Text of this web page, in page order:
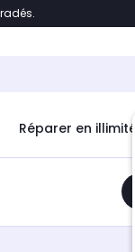
Accéder
Réparer en